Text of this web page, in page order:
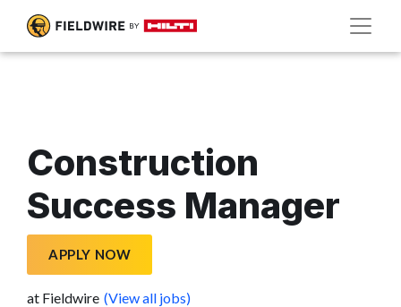
Construction
Success Manager
APPLY NOW
at Fieldwire (View all jobs)